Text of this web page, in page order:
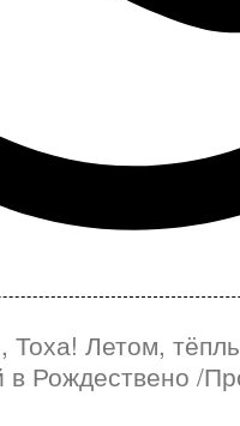
Тоха! Летом,
в Рождествено /